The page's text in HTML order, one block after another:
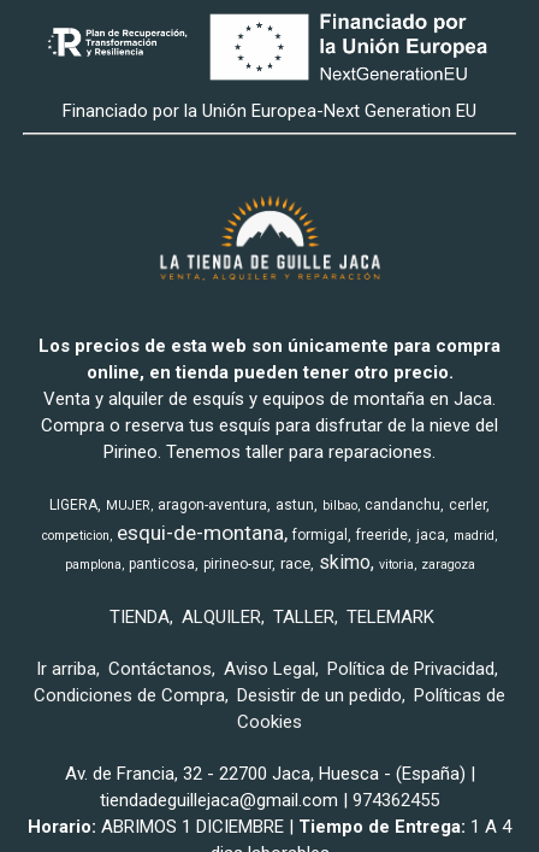
Financiado por la Unión Europea-Next Generation EU
Los precios de esta web son únicamente para compra
online, en tienda pueden tener otro precio.
Venta y alquiler de esquís y equipos de montaña en Jaca.
Compra o reserva tus esquís para disfrutar de la nieve del
Pirineo. Tenemos taller para reparaciones.
LIGERA MUJER aragon-aventura astun bilbao candanchu cerler
competicion esqui-de-montana formigal freeride jaca
madrid
pamplona panticosa pirineo-sur race skimo vitoria zaragoza
TIENDA ALQUILER TALLER TELEMARK
Ir arriba Contáctanos Aviso Legal
Política de Privacidad
Condiciones de Compra Desistir de un pedido
Políticas de
Cookies
Av. de Francia, 32 - 22700 Jaca, Huesca - (España) |
tiendadeguillejaca@gmail.com | 974362455
Horario: ABRIMOS 1 DICIEMBRE | Tiempo de Entrega: 1 A 4